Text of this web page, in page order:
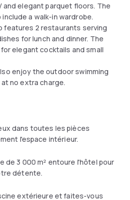
elegant parquet floors. The
a walk-in wardrobe.
features 2 restaurants serving
for lunch and dinner. The
elegant cocktails and small
enjoy the outdoor swimming
no extra charge.
dans toutes les pièces
l'espace intérieur.
de 3 000 m² entoure l'hôtel pour
détente.
extérieure et faites-vous